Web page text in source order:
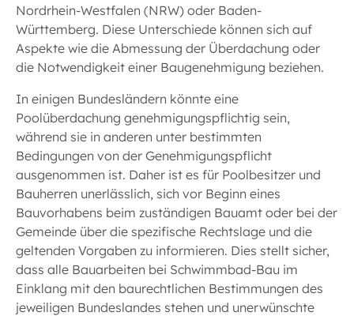
Nordrhein-Westfalen (NRW) oder Baden-
Württemberg. Diese Unterschiede können sich auf
Aspekte wie die Abmessung der Überdachung oder
die Notwendigkeit einer Baugenehmigung beziehen.
In einigen Bundesländern könnte eine
Poolüberdachung genehmigungspflichtig sein,
während sie in anderen unter bestimmten
Bedingungen von der Genehmigungspflicht
ausgenommen ist. Daher ist es für Poolbesitzer und
Bauherren unerlässlich, sich vor Beginn eines
Bauvorhabens beim zuständigen Bauamt oder bei der
Gemeinde über die spezifische Rechtslage und die
geltenden Vorgaben zu informieren. Dies stellt sicher,
dass alle Bauarbeiten bei Schwimmbad-Bau im
Einklang mit den baurechtlichen Bestimmungen des
jeweiligen Bundeslandes stehen und unerwünschte